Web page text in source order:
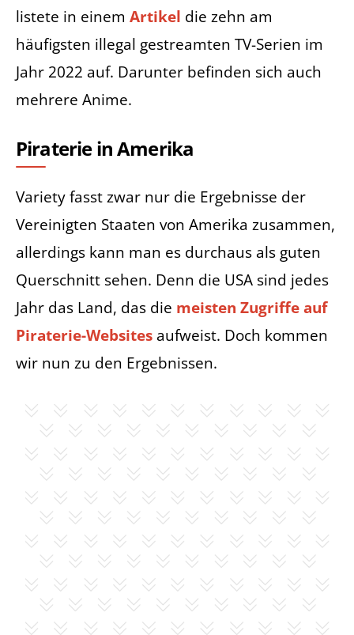
listete in einem Artikel die zehn am
häufigsten illegal gestreamten TV-Serien im
Jahr 2022 auf. Darunter befinden sich auch
mehrere Anime.
Piraterie in Amerika
Variety fasst zwar nur die Ergebnisse der
Vereinigten Staaten von Amerika zusammen,
allerdings kann man es durchaus als guten
Querschnitt sehen. Denn die USA sind jedes
Jahr das Land, das die meisten Zugriffe auf
Piraterie-Websites aufweist. Doch kommen
wir nun zu den Ergebnissen.